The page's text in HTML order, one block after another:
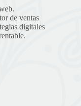
de ventas
digitales